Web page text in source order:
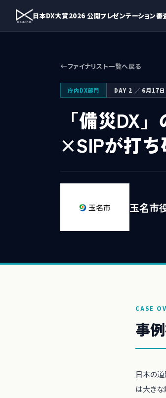
日本DX大賞2026 公開プレゼンテーション審
ファイナリスト一覧へ戻る
庁内DX部門 DAY 2 ／ 6月17日
「備災DX
×SIPが打
玉名市
CASE
事
日本の
は大きな